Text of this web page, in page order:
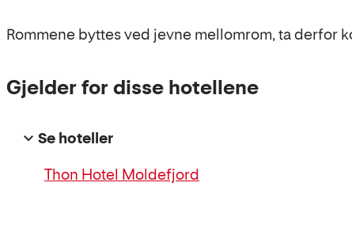
Rommene byttes ved jevne mellomrom, ta derfor
Gjelder for disse hotellene
Se hoteller
Thon Hotel Moldefjord